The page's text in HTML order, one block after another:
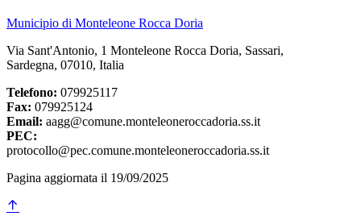
Municipio di Monteleone Rocca Doria
Via Sant'Antonio, 1 Monteleone Rocca Doria, Sassari,
Sardegna, 07010, Italia
Telefono: 079925117
Fax: 079925124
Email: aagg@comune.monteleoneroccadoria.ss.it
PEC:
protocollo@pec.comune.monteleoneroccadoria.ss.it
Pagina aggiornata il 19/09/2025